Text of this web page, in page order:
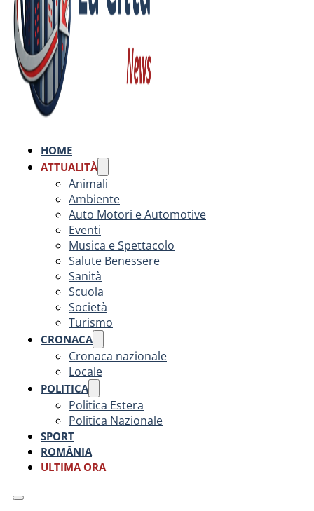
HOME
ATTUALITÀ
Animali
Ambiente
Auto Motori e Automotive
Eventi
Musica e Spettacolo
Salute Benessere
Sanità
Scuola
Società
Turismo
CRONACA
Cronaca nazionale
Locale
POLITICA
Politica Estera
Politica Nazionale
SPORT
ROMÂNIA
ULTIMA ORA